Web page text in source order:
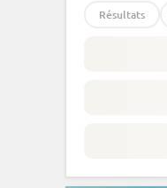
Résultats